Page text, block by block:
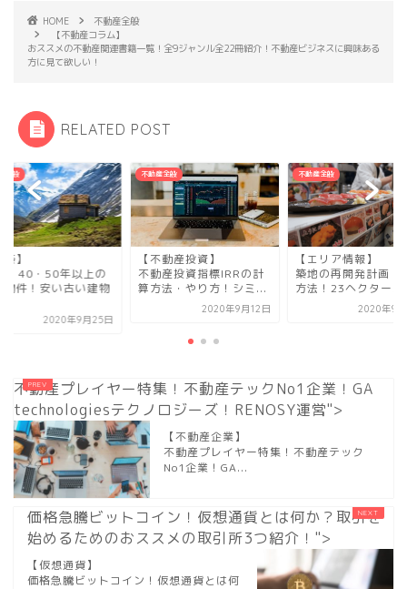
HOME
不動産全般
【不動産コラム】
おススメの不動産関連書籍一覧！全9ジャンル全22冊紹介！不動産ビジネスに興味ある
方に見て欲しい！
RELATED POST
全般
産投資】
産投資指標IRRの計
法・やり方！シミ...
不動産全般
【エリア情報】
築地の再開発計画・活用
方法！23ヘクタールの...
2020年9月28日
不動産全般
【建築】
築30・40・50年以
築古物件！安い古い
不動産プレイヤー特集！不動産テックNo1企業！GA
technologiesテクノロジーズ！RENOSY運営">
【不動産企業】
不動産プレイヤー特集！不動産テック
No1企業！GA...
価格急騰ビットコイン！仮想通貨とは何か？取引を
始めるためのおススメの取引所3つ紹介！">
【仮想通貨】
価格急騰ビットコイン！仮想通貨とは何